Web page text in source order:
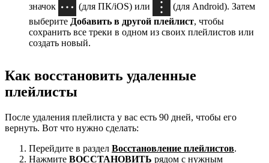
значок
(для ПК/iOS) или
(для Android). Затем
выберите Добавить в другой плейлист, чтобы
сохранить все треки в одном из своих плейлистов или
создать новый.
Как восстановить удаленные
плейлисты
После удаления плейлиста у вас есть 90 дней, чтобы его
вернуть. Вот что нужно сделать:
Перейдите в раздел Восстановление плейлистов.
Нажмите ВОССТАНОВИТЬ рядом с нужным